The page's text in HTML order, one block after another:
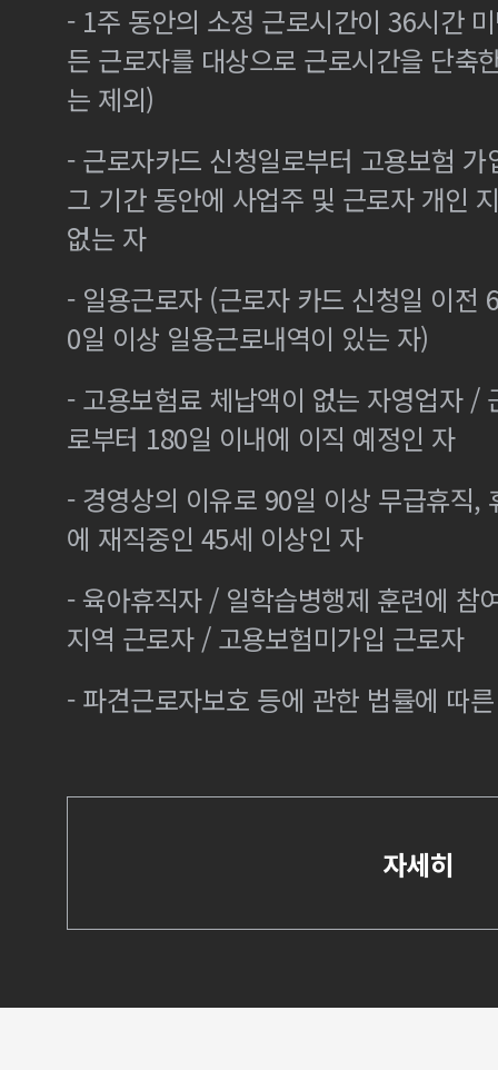
- 1주 동안의 소정 근로시간이 36시간
든 근로자를 대상으로 근로시간을 단축
는 제외)
- 근로자카드 신청일로부터 고용보험
그 기간 동안에 사업주 및 근로자 개인
없는 자
- 일용근로자 (근로자 카드 신청일 이전
0일 이상 일용근로내역이 있는 자)
- 고용보험료 체납액이 없는 자영업자 /
로부터 180일 이내에 이직 예정인 자
- 경영상의 이유로 90일 이상 무급휴직,
에 재직중인 45세 이상인 자
- 육아휴직자 / 일학습병행제 훈련에 참
지역 근로자 / 고용보험미가입 근로자
- 파견근로자보호 등에 관한 법률에 따
자세히